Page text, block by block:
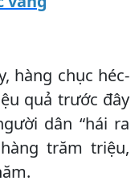
hàng chục héc-
quả trước đây
dân “hái ra
trăm triệu,